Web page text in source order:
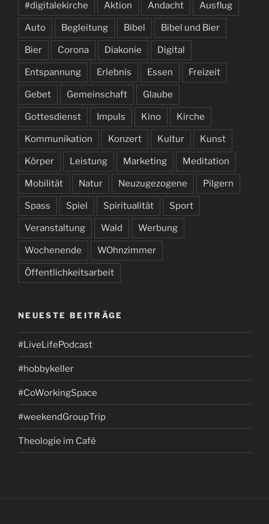
#digitalekirche Aktion Andacht Ausflug
Auto Begleitung Bibel Bibel und Bier
Bier Corona Diakonie Digital
Entspannung Erlebnis Essen Freizeit
Gebet Gemeinschaft Glaube
Gottesdienst Impuls Kino Kirche
Kommunikation Konzert Kultur Kunst
Körper Leistung Marketing Meditation
Mobilität Natur Neuzugezogene Pilgern
Spass Spiel Spiritualität Sport
Veranstaltung Wald Werbung
Wochenende WOhnzimmer
Öffentlichkeitsarbeit
NEUESTE BEITRÄGE
#LiveLifePodcast
#hobbykeller
#CoWorkingSpace
#weekendGroupTrip
Theologie im Café